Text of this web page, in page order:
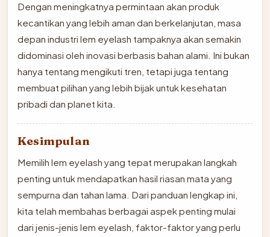
Dengan meningkatnya permintaan akan produk
kecantikan yang lebih aman dan berkelanjutan, masa
depan industri lem eyelash tampaknya akan semakin
didominasi oleh inovasi berbasis bahan alami. Ini bukan
hanya tentang mengikuti tren, tetapi juga tentang
membuat pilihan yang lebih bijak untuk kesehatan
pribadi dan planet kita.
Kesimpulan
Memilih lem eyelash yang tepat merupakan langkah
penting untuk mendapatkan hasil riasan mata yang
sempurna dan tahan lama. Dari panduan lengkap ini,
kita telah membahas berbagai aspek penting mulai
dari jenis-jenis lem eyelash, faktor-faktor yang perlu